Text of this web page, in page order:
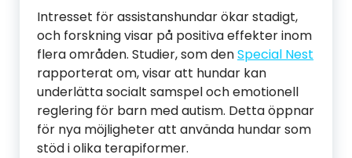
Intresset för assistanshundar ökar stadigt,
och forskning visar på positiva effekter inom
flera områden. Studier, som denSpecial Nest
rapporterat om, visar att hundar kan
underlätta socialt samspel och emotionell
reglering för barn med autism. Detta öppnar
för nya möjligheter att använda hundar som
stöd i olika terapiformer.